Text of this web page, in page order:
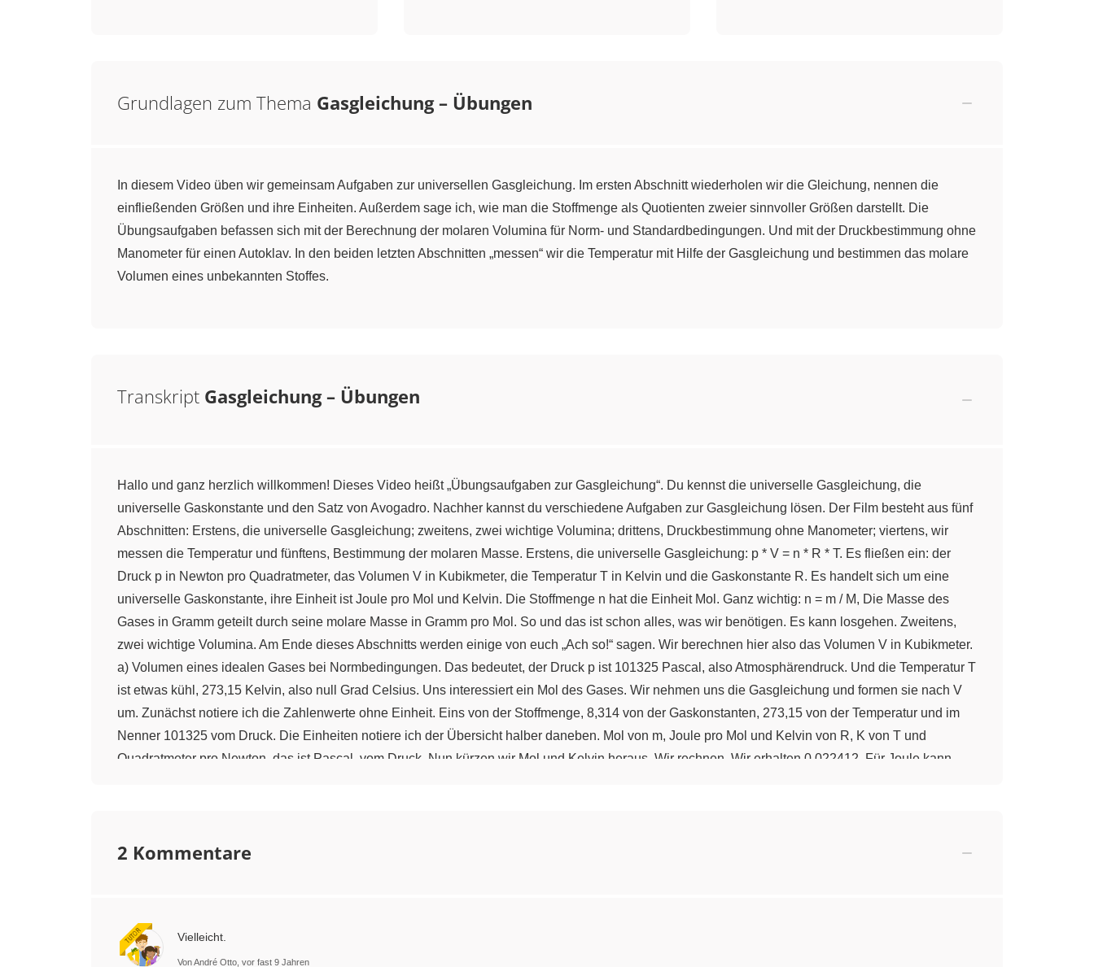
Grundlagen zum Thema Gasgleichung – Übungen
In diesem Video üben wir gemeinsam Aufgaben zur universellen Gasgleichung. Im ersten Abschnitt wiederholen wir die Gleichung, nennen die
einfließenden Größen und ihre Einheiten. Außerdem sage ich, wie man die Stoffmenge als Quotienten zweier sinnvoller Größen darstellt. Die
Übungsaufgaben befassen sich mit der Berechnung der molaren Volumina für Norm- und Standardbedingungen. Und mit der Druckbestimmung ohne
Manometer für einen Autoklav. In den beiden letzten Abschnitten „messen“ wir die Temperatur mit Hilfe der Gasgleichung und bestimmen das molare
Volumen eines unbekannten Stoffes.
Transkript Gasgleichung – Übungen
Hallo und ganz herzlich willkommen! Dieses Video heißt „Übungsaufgaben zur Gasgleichung“. Du kennst die universelle Gasgleichung, die
universelle Gaskonstante und den Satz von Avogadro. Nachher kannst du verschiedene Aufgaben zur Gasgleichung lösen. Der Film besteht aus fünf
Abschnitten: Erstens, die universelle Gasgleichung; zweitens, zwei wichtige Volumina; drittens, Druckbestimmung ohne Manometer; viertens, wir
messen die Temperatur und fünftens, Bestimmung der molaren Masse. Erstens, die universelle Gasgleichung: p * V = n * R * T. Es fließen ein: der
Druck p in Newton pro Quadratmeter, das Volumen V in Kubikmeter, die Temperatur T in Kelvin und die Gaskonstante R. Es handelt sich um eine
universelle Gaskonstante, ihre Einheit ist Joule pro Mol und Kelvin. Die Stoffmenge n hat die Einheit Mol. Ganz wichtig: n = m / M, Die Masse des
Gases in Gramm geteilt durch seine molare Masse in Gramm pro Mol. So und das ist schon alles, was wir benötigen. Es kann losgehen. Zweitens,
zwei wichtige Volumina. Am Ende dieses Abschnitts werden einige von euch „Ach so!“ sagen. Wir berechnen hier also das Volumen V in Kubikmeter.
a) Volumen eines idealen Gases bei Normbedingungen. Das bedeutet, der Druck p ist 101325 Pascal, also Atmosphärendruck. Und die Temperatur T
ist etwas kühl, 273,15 Kelvin, also null Grad Celsius. Uns interessiert ein Mol des Gases. Wir nehmen uns die Gasgleichung und formen sie nach V
um. Zunächst notiere ich die Zahlenwerte ohne Einheit. Eins von der Stoffmenge, 8,314 von der Gaskonstanten, 273,15 von der Temperatur und im
Nenner 101325 vom Druck. Die Einheiten notiere ich der Übersicht halber daneben. Mol von m, Joule pro Mol und Kelvin von R, K von T und
Quadratmeter pro Newton, das ist Pascal, vom Druck. Nun kürzen wir Mol und Kelvin heraus. Wir rechnen. Wir erhalten 0,022412. Für Joule kann
Temperatur. Somit können wir Volumen und Temperatur als proportional ansetzen. Der Quotient aus beiden ist stets gleich, unabhängig davon,
misst den Druck. Wir wollen ohne Manometer den Druck bestimmen. Der Autoklav enthält 100 Gramm Butan und zwar fünf Liter, bei einer Temperatur
von 500 Grad Celsius. Welcher Druck herrscht im Autoklav? Wir schreiben die Gasgleichung auf und formen nach p um. Wir erinnern uns: n = m / M.
2 Kommentare
Vielleicht.
Von André Otto, vor fast 9 Jahren